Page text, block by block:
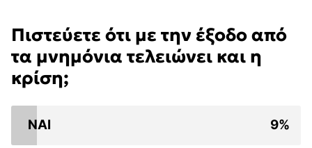
Πιστεύετε ότι με την έξοδο από
τα μνημόνια τελειώνει και η
κρίση;
9%
ΝΑΙ